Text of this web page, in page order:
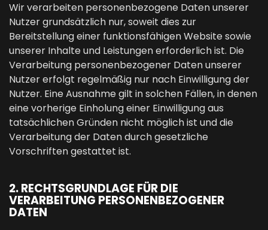
Wir verarbeiten personenbezogene Daten unserer
Nutzer grundsätzlich nur, soweit dies zur
Bereitstellung einer funktionsfähigen Website sowie
unserer Inhalte und Leistungen erforderlich ist. Die
Verarbeitung personenbezogener Daten unserer
Nutzer erfolgt regelmäßig nur nach Einwilligung der
Nutzer. Eine Ausnahme gilt in solchen Fällen, in denen
eine vorherige Einholung einer Einwilligung aus
tatsächlichen Gründen nicht möglich ist und die
Verarbeitung der Daten durch gesetzliche
Vorschriften gestattet ist.
2. RECHTSGRUNDLAGE FÜR DIE
VERARBEITUNG PERSONENBEZOGENER
DATEN